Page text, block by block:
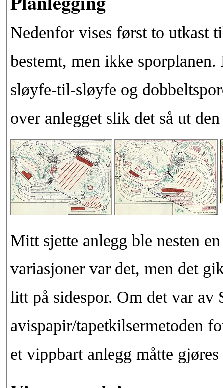
Nedenfor vises først to utkast
bestemt, men ikke
sløyfe-til-sløyfe og
over anlegget slik det så ut
Mitt sjette anlegg ble nesten
variasjoner var det, men det
litt på sidespor. Om det var av
avispapir/tapetkilsermetoden
et vippbart anlegg måtte